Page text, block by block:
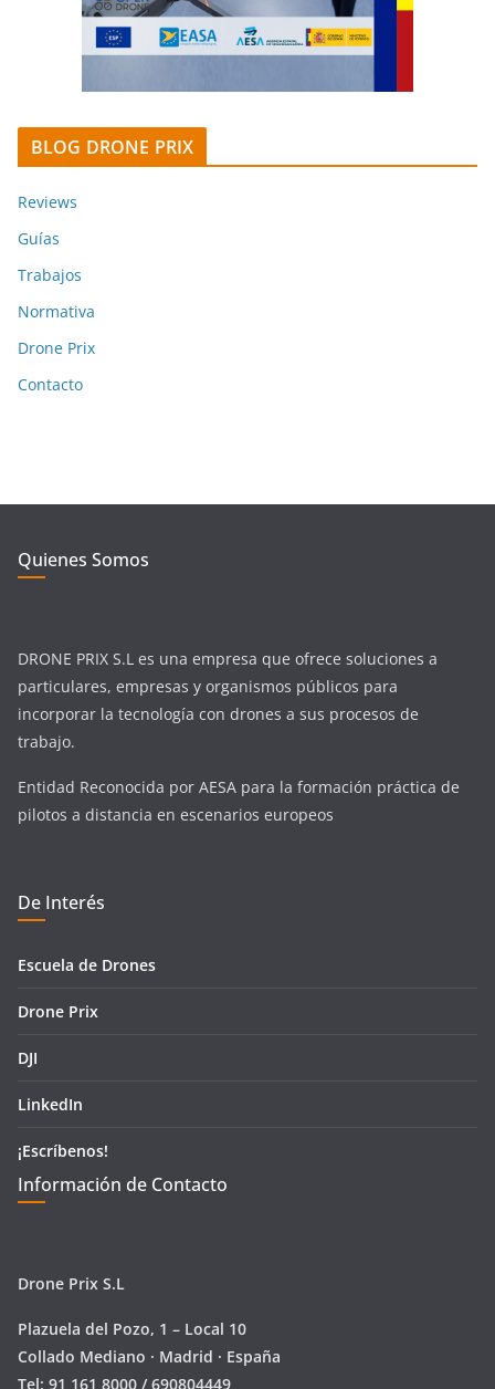
BLOG DRONE PRIX
Reviews
Guías
Trabajos
Normativa
Drone Prix
Contacto
Quienes Somos
DRONE PRIX S.L es una empresa que ofrece soluciones a
particulares, empresas y organismos públicos para
incorporar la tecnología con drones a sus procesos de
trabajo.
Entidad Reconocida por AESA para la formación práctica de
pilotos a distancia en escenarios europeos
De Interés
Escuela de Drones
Drone Prix
DJI
LinkedIn
¡Escríbenos!
Información de Contacto
Drone Prix S.L
Plazuela del Pozo, 1 – Local 10
Collado Mediano · Madrid · España
Tel: 91 161 8000 / 690804449